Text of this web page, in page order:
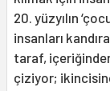
20. yüzyılın
insanları
taraf, içeriğinden
çiziyor;